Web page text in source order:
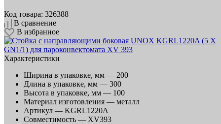
Код товара: 326388
В сравнение
В избранное
Характеристики
Ширина в упаковке, мм — 200
Длина в упаковке, мм — 300
Высота в упаковке, мм — 100
Материал изготовления — металл
Артикул — KGRL1220A
Совместимость — XV393